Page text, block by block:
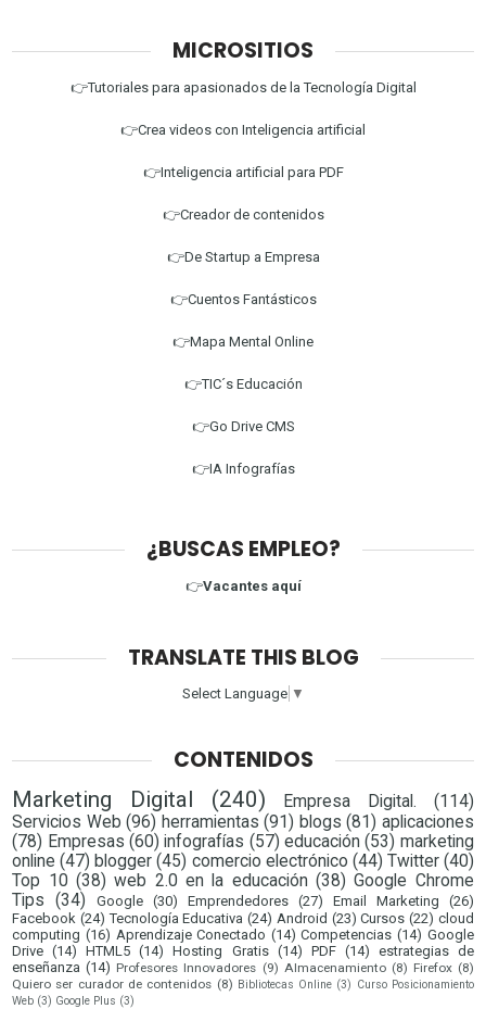
MICROSITIOS
👉Tutoriales para apasionados de la Tecnología Digital
👉Crea videos con Inteligencia artificial
👉Inteligencia artificial para PDF
👉Creador de contenidos
👉De Startup a Empresa
👉Cuentos Fantásticos
👉Mapa Mental Online
👉TIC´s Educación
👉Go Drive CMS
👉IA Infografías
¿BUSCAS EMPLEO?
👉Vacantes aquí
TRANSLATE THIS BLOG
Select Language ▼
CONTENIDOS
Marketing Digital (240) Empresa Digital.
(114)
Servicios Web (96) herramientas (91) blogs (81) aplicaciones
(78) Empresas (60) infografías (57) educación (53) marketing
online (47) blogger (45) comercio electrónico (44) Twitter (40)
Top 10 (38) web 2.0 en la educación (38) Google Chrome
Tips
(34) Google (30) Emprendedores (27) Email Marketing
(26)
Facebook (24) Tecnología Educativa (24) Android (23) Cursos (22) cloud
computing (16) Aprendizaje Conectado (14) Competencias (14) Google
Drive (14) HTML5 (14) Hosting Gratis (14) PDF (14) estrategias de
enseñanza (14) Profesores Innovadores (9) Almacenamiento (8) Firefox (8)
Quiero ser curador de contenidos (8) Bibliotecas Online (3) Curso Posicionamiento
Web (3) Google Plus (3)